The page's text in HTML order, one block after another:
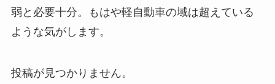
弱と必要十分。もはや軽自動車の域は超えている
ような気がします。
投稿が見つかりません。